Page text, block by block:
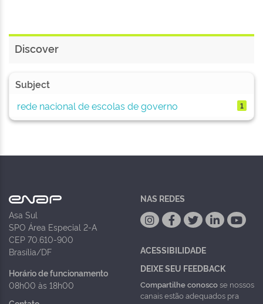
Discover
Subject
rede nacional de escolas de governo
1
Asa Sul
SPO Área Especial 2-A
CEP 70.610-900
Brasília/DF
Horário de funcionamento
08h00 às 18h00
NAS REDES
ACESSIBILIDADE
DEIXE SEU FEEDBACK
Compartilhe conoscose nossos
canais estão adequados pra